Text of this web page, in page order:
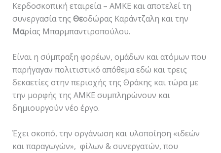
Κερδοσκοπική εταιρεία – ΑΜΚΕ και αποτελεί τη
συνεργασία της Θεοδώρας Καράντζαλη και την
Μαρίας Μπαρμπαντιροπούλου.
Είναι η σύμπραξη φορέων, ομάδων και ατόμων που
παρήγαγαν πολιτιστικό απόθεμα εδώ και τρεις
δεκαετίες στην περιοχής της Θράκης και τώρα με
την μορφής της ΑΜΚΕ συμπληρώνουν και
δημιουργούν νέο έργο.
Έχει σκοπό, την οργάνωση και υλοποίηση «ιδεών
και παραγωγών», φίλων & συνεργατών, που